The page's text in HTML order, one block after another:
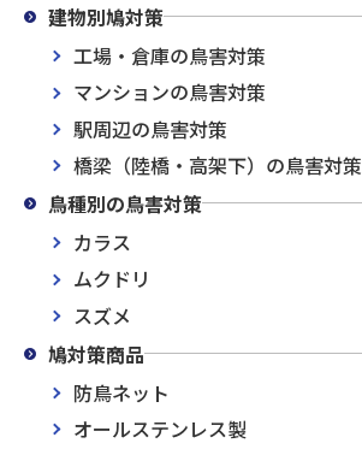
建物別鳩対策
工場・倉庫の鳥害対策
マンションの鳥害対策
駅周辺の鳥害対策
橋梁（陸橋・高架下）の鳥害対策
鳥種別の鳥害対策
カラス
ムクドリ
スズメ
鳩対策商品
防鳥ネット
オールステンレス製